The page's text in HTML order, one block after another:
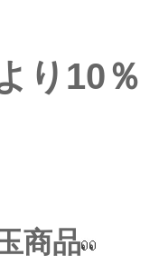
り10％
商品